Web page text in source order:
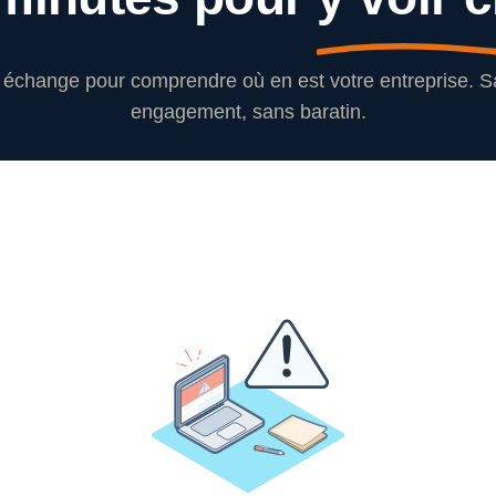
pour comprendre où en est votre entreprise.
engagement, sans baratin.